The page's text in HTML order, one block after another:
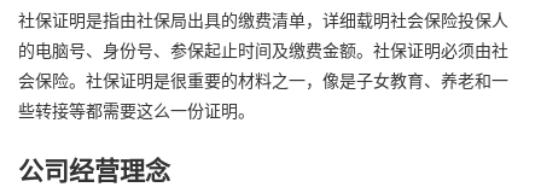
社保证明是指由社保局出具的缴费清单，详细载明社会保险投保人
的电脑号、身份号、参保起止时间及缴费金额。社保证明必须由社
会保险。社保证明是很重要的材料之一，像是子女教育、养老和一
些转接等都需要这么一份证明。
公司经营理念